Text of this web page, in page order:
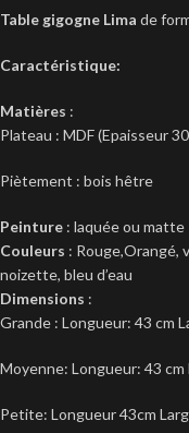
Table gigogne Lima de
Caractéristique:
Matières :
Plateau : MDF (Epaisseur
Piètement : bois hêtre
Peinture : laquée ou matte
Couleurs : Rouge,Orangé,
noizette, bleu d’eau
Dimensions :
Grande : Longueur: 43 cm
Moyenne: Longueur: 43
Petite: Longueur 43cm